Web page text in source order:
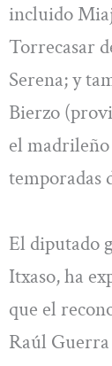
incluido
Torrecasar
Serena; y
Bierzo
el
temporadas
El diputado
Itxaso, ha
que el
Raúl